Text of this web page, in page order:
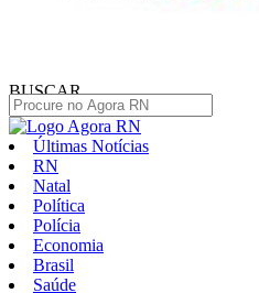
BUSCAR
Últimas Notícias
RN
Natal
Política
Polícia
Economia
Brasil
Saúde